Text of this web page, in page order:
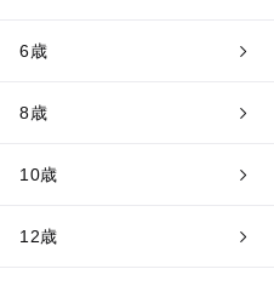
6歳
8歳
10歳
12歳